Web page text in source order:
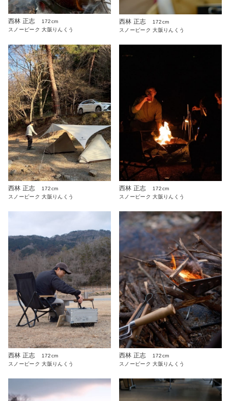
西林 正志
172cm
スノーピーク 大阪りんくう
西林 正志
172cm
スノーピーク 大阪りんくう
西林 正志
172cm
スノーピーク 大阪りんくう
西林 正志
172cm
スノーピーク 大阪りんくう
西林 正志
172cm
スノーピーク 大阪りんくう
西林 正志
172cm
スノーピーク 大阪りんくう